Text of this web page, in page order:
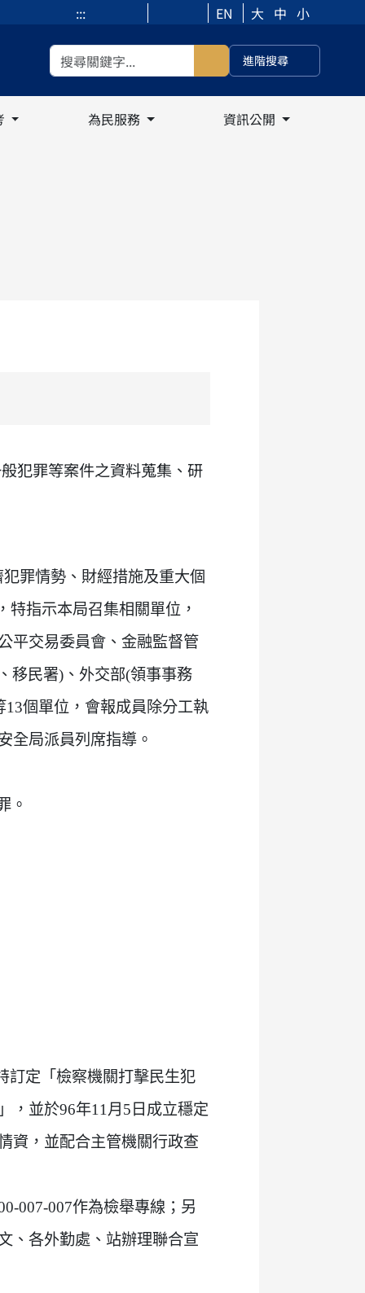
::: EN 大 中 小
進階搜尋
為民服務 資訊公開
犯罪等案件之資料蒐集、研
罪情勢、財經措施及重大個
指示本局召集相關單位，
平交易委員會、金融監督管
移民署)、外交部(領事事務
個單位，會報成員除分工執
全局派員列席指導。
。
訂定「檢察機關打擊民生犯
，並於96年11月5日成立穩定
資，並配合主管機關行政查
007-007作為檢舉專線；另
、各外勤處、站辦理聯合宣